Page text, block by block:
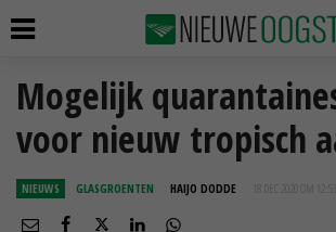
Mogelijk
voor nieuw tropisch
NIEUWS GLASGROENTEN HAIJO DODDE 18 DEC 2020 OM 12:53